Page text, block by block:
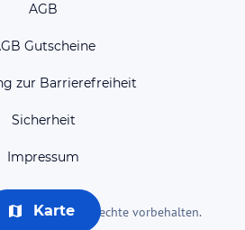
Karte
AGB
Gutscheine
zur Barrierefreiheit
Sicherheit
Impressum
AG. Alle Rechte vorbehalten.